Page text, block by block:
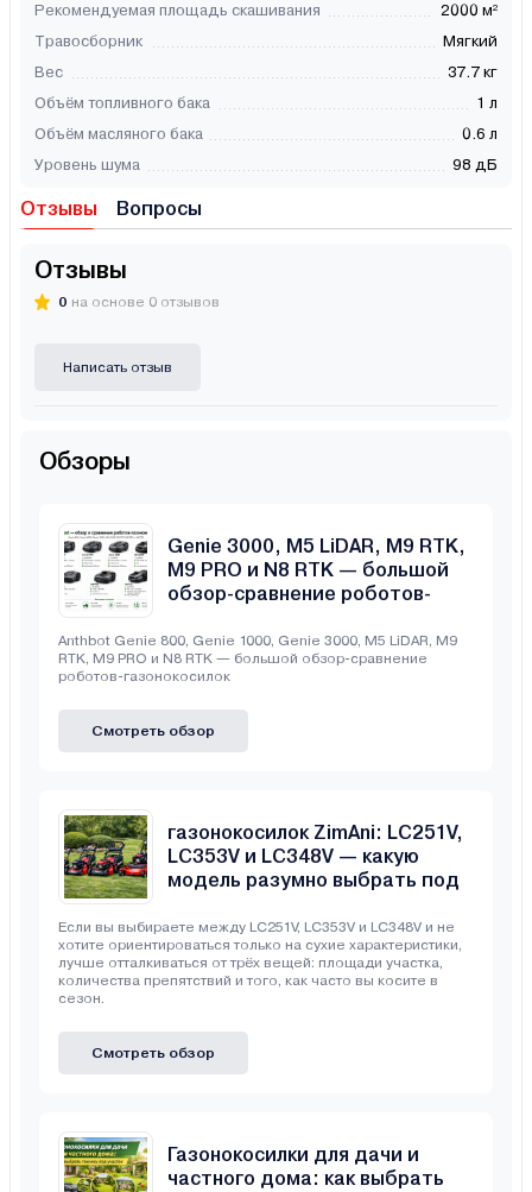
Рекомендуемая площадь скашивания
2000 м²
Травосборник
Мягкий
Вес
37.7 кг
Объём топливного бака
1 л
Объём масляного бака
0.6 л
Уровень шума
98 дБ
Отзывы Вопросы
Отзывы
0 на основе 0 отзывов
Написать отзыв
Обзоры
Genie 3000, M5 LiDAR, M9 RTK,
M9 PRO и N8 RTK — большой
обзор-сравнение роботов-
Anthbot Genie 800, Genie 1000, Genie 3000, M5 LiDAR, M9
RTK, M9 PRO и N8 RTK — большой обзор-сравнение
роботов-газонокосилок
Смотреть обзор
газонокосилок ZimAni: LC251V,
LC353V и LC348V — какую
модель разумно выбрать под
Если вы выбираете между LC251V, LC353V и LC348V и не
хотите ориентироваться только на сухие характеристики,
лучше отталкиваться от трёх вещей: площади участка,
количества препятствий и того, как часто вы косите в
сезон.
Смотреть обзор
Газонокосилки для дачи и
частного дома: как выбрать